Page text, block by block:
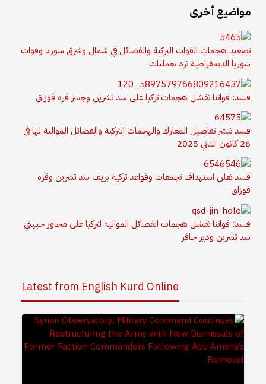
مواضيع أخرى
تصعيد هجمات القوات التركية والفصائل في شمال وشرق سوريا وقوات
سوريا الديمقراطية ترد بعمليات
قسد: قواتنا تفشل هجمات تركيا على سد تشرين وجسر قره قوزاق
قسد تنشر تفاصيل المعارك والهجمات التركية والفصائل الموالية لها في
26 كانون الثاني 2025
قسد تعلن استهداف تجمعات وقواعد تركية بريف سد تشرين وقره
قوزاق
قسد: قواتنا تفشل هجمات الفصائل الموالية لتركيا على محاور جبهتي
سد تشرين ودير حافر
Latest from English Kurd Online